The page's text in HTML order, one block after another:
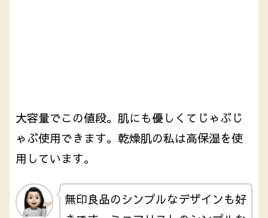
大容量でこの値段。肌にも優しくてじゃぶじ
ゃぶ使用できます。乾燥肌の私は高保湿を使
用しています。
無印良品のシンプルなデザインも好